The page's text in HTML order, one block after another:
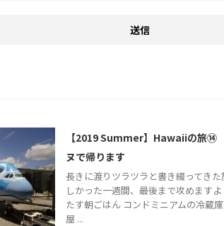
【2019 Summer】Hawaiiの旅
ヌで帰ります
長きに渡りツラツラと書き綴ってき
しかった一週間、最後まで攻めます
たす朝ごはん コンドミニアムの冷蔵
屋 ...